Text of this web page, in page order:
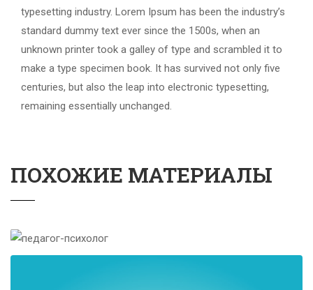
typesetting industry. Lorem Ipsum has been the industry’s
standard dummy text ever since the 1500s, when an
unknown printer took a galley of type and scrambled it to
make a type specimen book. It has survived not only five
centuries, but also the leap into electronic typesetting,
remaining essentially unchanged.
ПОХОЖИЕ МАТЕРИАЛЫ